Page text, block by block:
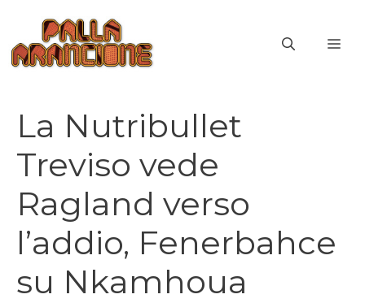
contenuto
La Nutribullet
Treviso vede
Ragland verso
l’addio, Fenerbahce
su Nkamhoua